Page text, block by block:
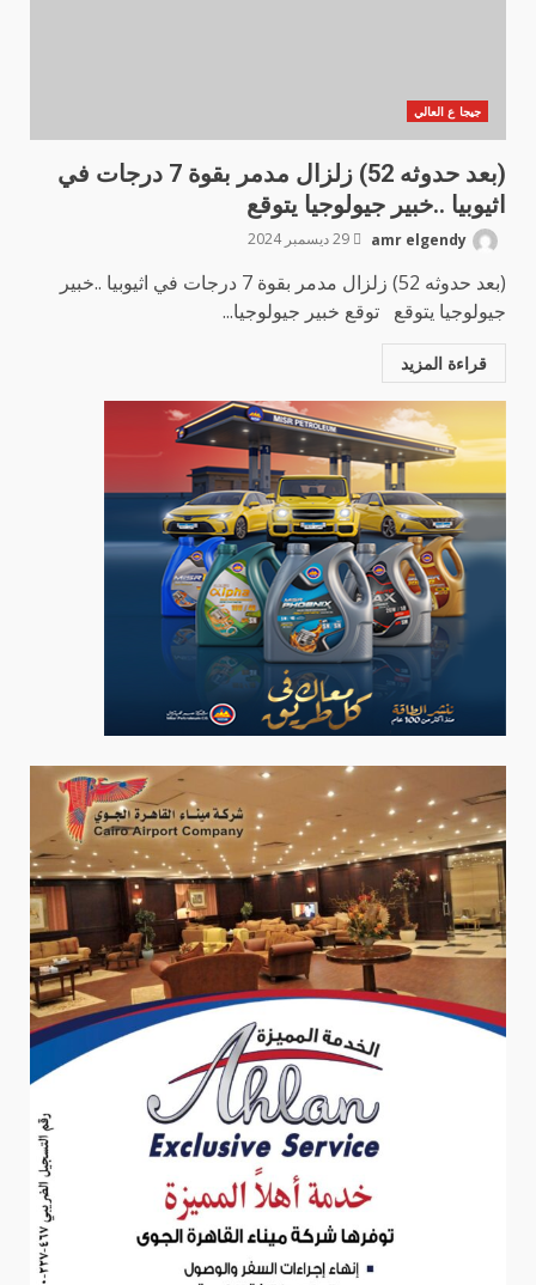
جيجا ع العالي
(بعد حدوثه 52) زلزال مدمر بقوة 7 درجات في
اثيوبيا ..خبير جيولوجيا يتوقع
(بعد حدوثه 52) زلزال مدمر بقوة 7 درجات في اثيوبيا ..خبير
جيولوجيا يتوقع توقع خبير جيولوجيا...
قراءة المزيد